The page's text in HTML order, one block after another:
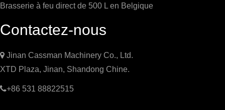
Brasserie à feu direct de 500 L en Belgique
Contactez-nous
 Jinan Cassman Machinery Co., Ltd.
XTD Plaza, Jinan, Shandong Chine.
+86 531 88822515